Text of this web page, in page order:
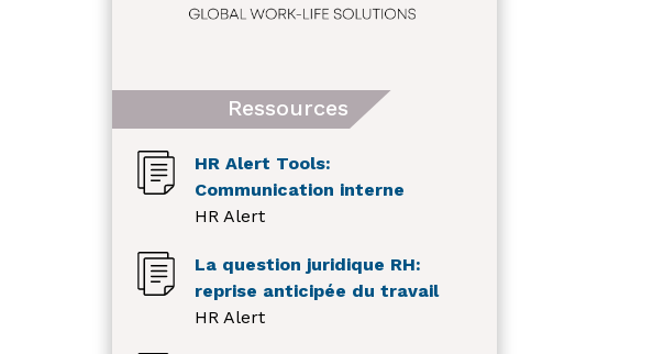
Ressources
HR Alert Tools:
Communication interne
HR Alert
La question juridique RH:
reprise anticipée du travail
HR Alert